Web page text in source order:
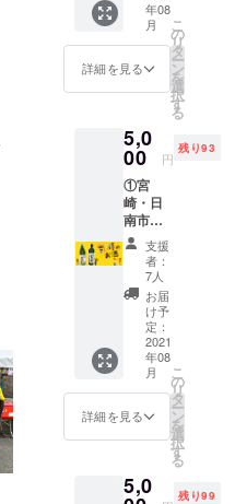
けいた
しま
す。 ※
ご自宅
で、住
所を必
ずご記
入くだ
さい。
※記載を
希望す
るお名
前を備
考欄に
ご記入
くださ
い。 ※
お届け
時期は
予定で
すの
などに
「エン
マン若
竹」 坂
元醸造
さんの
「日南
しみ」
谷口醸
造さん
の「マ
ルタニ1
さしみ
用醤油
太陽」
より、
お好き
なお醤
油を1
本、オ
プショ
ンより
お選び
くださ
前を記
年08
月
詳細を見る
こ
の
リ
タ
ー
ン
を
選
択
す
る
5,0
00 円
残り93
①宮
崎・日
南市の
お酒
（芋焼
酎）を
お届け
いたし
ます。
「八重
桜 夢」
https://
www.da
reyami.
jp/bran
dlist/fur
yaezak
urayum
支援
者：
7人
お届
け予
定：
2021
年08
月
詳細を見る
こ
の
リ
タ
ー
ン
を
選
択
す
る
5,0 残り99